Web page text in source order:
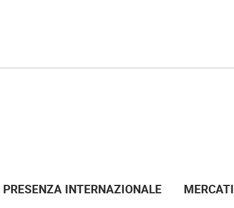
PRESENZA INTERNAZIONALE MERCATI